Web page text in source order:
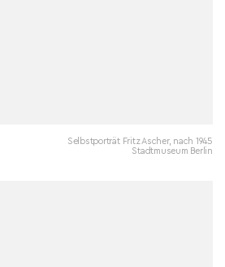
Selbstporträt Fritz Ascher, nach 1945
Stadtmuseum Berlin